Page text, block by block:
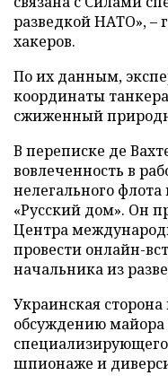
разведкой НАТО», –
хакеров.
По их данным,
координаты
сжиженный
В переписке де
вовлеченность в
нелегального
«Русский дом». Он
Центра
провести онлайн-
начальника из
Украинская
обсуждению
шпионаже и